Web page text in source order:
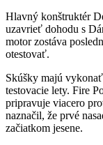
Hlavný konštruktér
uzavrieť dohodu s
motor zostáva
otestovať.
Skúšky majú
testovacie lety. Fire
pripravuje viacero
naznačil, že prvé
začiatkom jesene.